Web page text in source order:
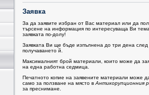
Заявка
За да заявите избран от Вас материал или да
търсене на информация по интересуваща Ви
заявката по-долу!
Заявката Ви ще бъде изпълнена до три дена
получаването й.
Максималният брой материали, които може да
на една работна седмица.
Печатното копие на заявените материали може
само за ползване на място вАнтикорупционния
за преснимане.